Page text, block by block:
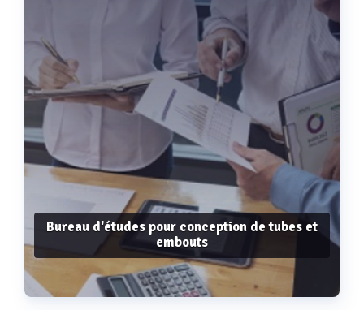
Bureau d'études pour conception de tubes et
embouts